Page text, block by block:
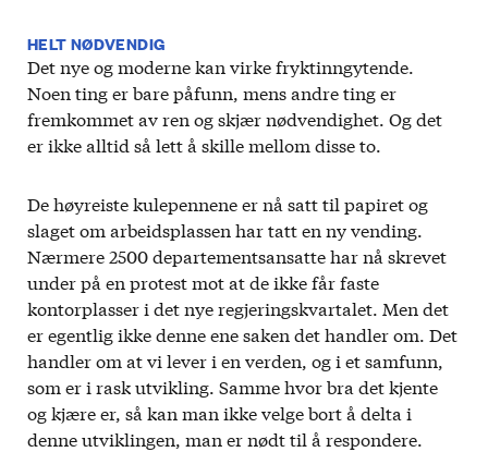
HELT NØDVENDIG
Det nye og moderne kan virke fryktinngytende.
Noen ting er bare påfunn, mens andre ting er
fremkommet av ren og skjær nødvendighet. Og det
er ikke alltid så lett å skille mellom disse to.
De høyreiste kulepennene er nå satt til papiret og
slaget om arbeidsplassen har tatt en ny vending.
Nærmere 2500 departementsansatte har nå skrevet
under på en protest mot at de ikke får faste
kontorplasser i det nye regjeringskvartalet. Men det
er egentlig ikke denne ene saken det handler om. Det
handler om at vi lever i en verden, og i et samfunn,
som er i rask utvikling. Samme hvor bra det kjente
og kjære er, så kan man ikke velge bort å delta i
denne utviklingen, man er nødt til å respondere.